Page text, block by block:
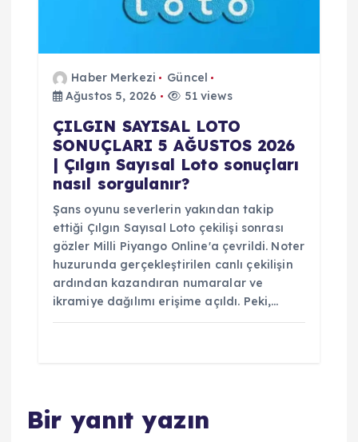
Haber Merkezi
Güncel
Ağustos 5, 2026
51 views
ÇILGIN SAYISAL LOTO
SONUÇLARI 5 AĞUSTOS 2026
| Çılgın Sayısal Loto sonuçları
nasıl sorgulanır?
Şans oyunu severlerin yakından takip
ettiği Çılgın Sayısal Loto çekilişi sonrası
gözler Milli Piyango Online'a çevrildi. Noter
huzurunda gerçekleştirilen canlı çekilişin
ardından kazandıran numaralar ve
ikramiye dağılımı erişime açıldı. Peki,…
Bir yanıt yazın